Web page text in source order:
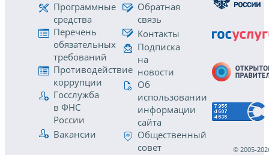
Программные
средства
Перечень
обязательных
требований
Противодействие
коррупции
Госслужба
в ФНС
России
Вакансии
Обратная
связь
Контакты
Подписка
на
новости
Об
использовании
информации
сайта
Общественный
совет
© 2005-